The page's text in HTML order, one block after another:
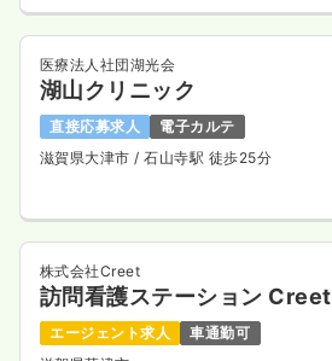
医療法人社団湖光会
湖山クリニック
直接応募求人
電子カルテ
滋賀県大津市/ 石山寺駅 徒歩25分
株式会社Creet
訪問看護ステーション Creet
エージェント求人
車通勤可